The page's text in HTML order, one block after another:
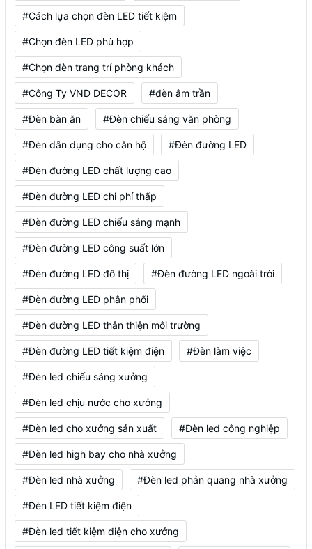
#Cách lựa chọn đèn LED tiết kiệm
#Chọn đèn LED phù hợp
#Chọn đèn trang trí phòng khách
#Công Ty VND DECOR #đèn âm trần
#Đèn bàn ăn #Đèn chiếu sáng văn phòng
#Đèn dân dụng cho căn hộ #Đèn đường LED
#Đèn đường LED chất lượng cao
#Đèn đường LED chi phí thấp
#Đèn đường LED chiếu sáng mạnh
#Đèn đường LED công suất lớn
#Đèn đường LED đô thị #Đèn đường LED ngoài trời
#Đèn đường LED phân phối
#Đèn đường LED thân thiện môi trường
#Đèn đường LED tiết kiệm điện #Đèn làm việc
#Đèn led chiếu sáng xưởng
#Đèn led chịu nước cho xưởng
#Đèn led cho xưởng sản xuất #Đèn led công nghiệp
#Đèn led high bay cho nhà xưởng
#Đèn led nhà xưởng #Đèn led phản quang nhà xưởng
#Đèn LED tiết kiệm điện
#Đèn led tiết kiệm điện cho xưởng